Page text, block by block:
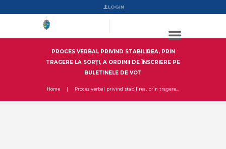
LOGIN
PROCES VERBAL PRIVIND STABILIREA, PRIN
TRAGERE LA SORȚI, A ORDINII DE ÎNSCRIERE PE
BULETINELE DE VOT
Home Proces verbal privind stabilirea, prin tragere...